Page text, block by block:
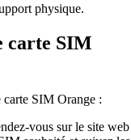
physique.
carte SIM
carte SIM Orange :
vous sur le site web